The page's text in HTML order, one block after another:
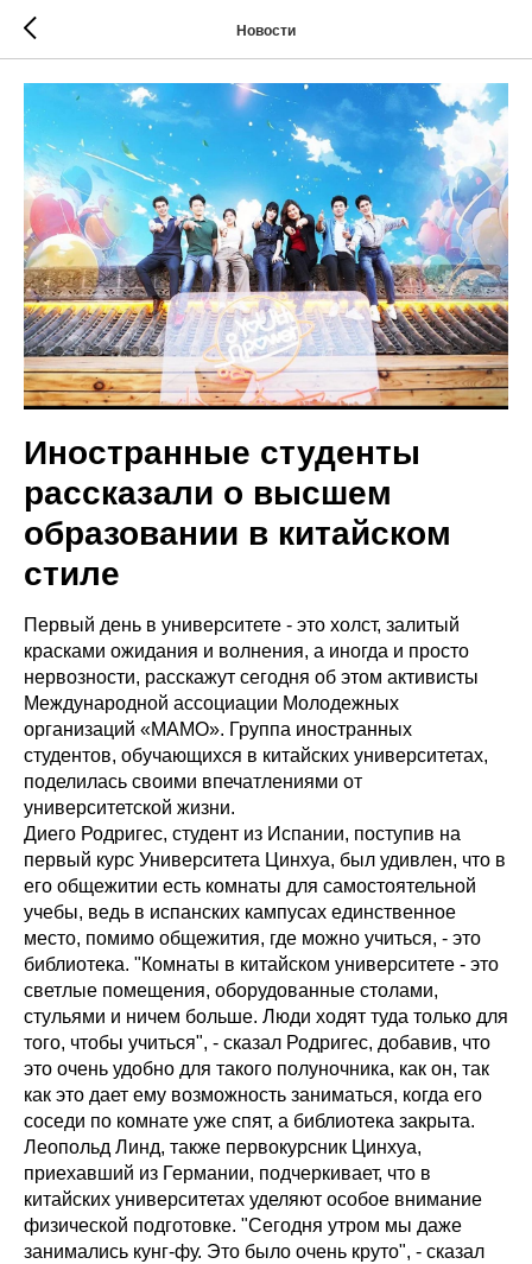
Новости
Иностранные студенты
рассказали о высшем
образовании в китайском
стиле
Первый день в университете - это холст, залитый
красками ожидания и волнения, а иногда и просто
нервозности, расскажут сегодня об этом активисты
Международной ассоциации Молодежных
организаций «МАМО». Группа иностранных
студентов, обучающихся в китайских университетах,
поделилась своими впечатлениями от
университетской жизни.
Диего Родригес, студент из Испании, поступив на
первый курс Университета Цинхуа, был удивлен, что в
его общежитии есть комнаты для самостоятельной
учебы, ведь в испанских кампусах единственное
место, помимо общежития, где можно учиться, - это
библиотека. "Комнаты в китайском университете - это
светлые помещения, оборудованные столами,
стульями и ничем больше. Люди ходят туда только для
того, чтобы учиться", - сказал Родригес, добавив, что
это очень удобно для такого полуночника, как он, так
как это дает ему возможность заниматься, когда его
соседи по комнате уже спят, а библиотека закрыта.
Леопольд Линд, также первокурсник Цинхуа,
приехавший из Германии, подчеркивает, что в
китайских университетах уделяют особое внимание
физической подготовке. "Сегодня утром мы даже
занимались кунг-фу. Это было очень круто", - сказал